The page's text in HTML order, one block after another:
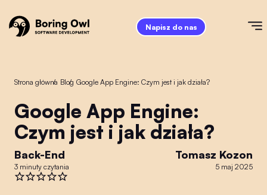
Napisz do nas
Strona główna
/ Blog
/ Google App Engine: Czym jest i jak działa?
Google App Engine:
Czym jest i jak działa?
Back-End
3 minuty czytania
Tomasz Kozon
5 maj 2025